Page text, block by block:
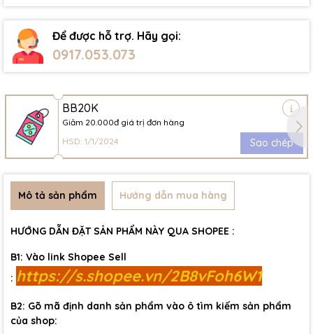
Để được hỗ trợ. Hãy gọi:
0917.053.073
BB20K
Giảm 20.000đ giá trị đơn hàng
HSD: 1/1/2024
Sao chép
Mô tả sản phẩm Hướng dẫn mua hàng
HƯỚNG DẪN ĐẶT SẢN PHẨM NÀY QUA SHOPEE :
B1: Vào link Shopee Sell
: https://s.shopee.vn/2B8vFoh6W1
B2: Gõ mã định danh sản phẩm vào ô tìm kiếm sản phẩm
của shop: